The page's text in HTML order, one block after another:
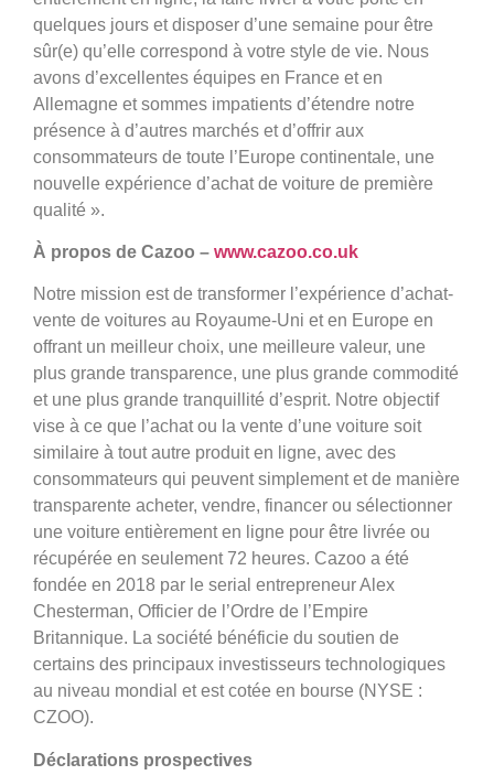
quelques jours et disposer d’une semaine pour être
sûr(e) qu’elle correspond à votre style de vie. Nous
avons d’excellentes équipes en France et en
Allemagne et sommes impatients d’étendre notre
présence à d’autres marchés et d’offrir aux
consommateurs de toute l’Europe continentale, une
nouvelle expérience d’achat de voiture de première
qualité ».
À propos de Cazoo – www.cazoo.co.uk
Notre mission est de transformer l’expérience d’achat-
vente de voitures au Royaume-Uni et en Europe en
offrant un meilleur choix, une meilleure valeur, une
plus grande transparence, une plus grande commodité
et une plus grande tranquillité d’esprit. Notre objectif
vise à ce que l’achat ou la vente d’une voiture soit
similaire à tout autre produit en ligne, avec des
consommateurs qui peuvent simplement et de manière
transparente acheter, vendre, financer ou sélectionner
une voiture entièrement en ligne pour être livrée ou
récupérée en seulement 72 heures. Cazoo a été
fondée en 2018 par le serial entrepreneur Alex
Chesterman, Officier de l’Ordre de l’Empire
Britannique. La société bénéficie du soutien de
certains des principaux investisseurs technologiques
au niveau mondial et est cotée en bourse (NYSE :
CZOO).
Déclarations prospectives